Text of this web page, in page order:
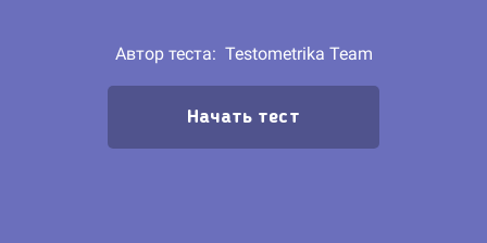
Автор теста: Testometrika Team
Начать тест